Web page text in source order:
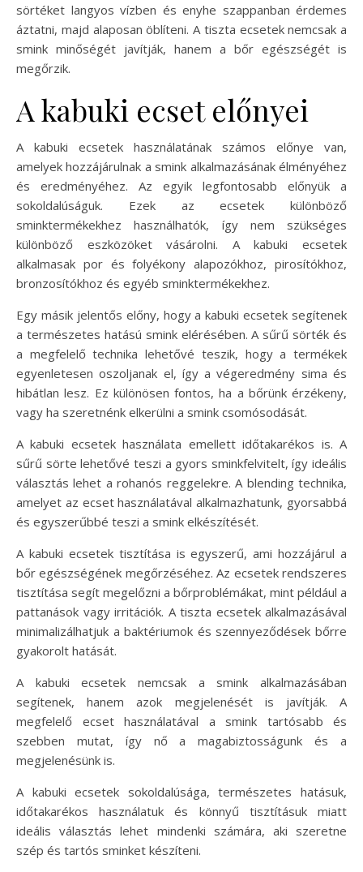
sörtéket langyos vízben és enyhe szappanban érdemes
áztatni, majd alaposan öblíteni. A tiszta ecsetek nemcsak a
smink minőségét javítják, hanem a bőr egészségét is
megőrzik.
A kabuki ecset előnyei
A kabuki ecsetek használatának számos előnye van,
amelyek hozzájárulnak a smink alkalmazásának élményéhez
és eredményéhez. Az egyik legfontosabb előnyük a
sokoldalúságuk. Ezek az ecsetek különböző
sminktermékekhez használhatók, így nem szükséges
különböző eszközöket vásárolni. A kabuki ecsetek
alkalmasak por és folyékony alapozókhoz, pirosítókhoz,
bronzosítókhoz és egyéb sminktermékekhez.
Egy másik jelentős előny, hogy a kabuki ecsetek segítenek
a természetes hatású smink elérésében. A sűrű sörték és
a megfelelő technika lehetővé teszik, hogy a termékek
egyenletesen oszoljanak el, így a végeredmény sima és
hibátlan lesz. Ez különösen fontos, ha a bőrünk érzékeny,
vagy ha szeretnénk elkerülni a smink csomósodását.
A kabuki ecsetek használata emellett időtakarékos is. A
sűrű sörte lehetővé teszi a gyors sminkfelvitelt, így ideális
választás lehet a rohanós reggelekre. A blending technika,
amelyet az ecset használatával alkalmazhatunk, gyorsabbá
és egyszerűbbé teszi a smink elkészítését.
A kabuki ecsetek tisztítása is egyszerű, ami hozzájárul a
bőr egészségének megőrzéséhez. Az ecsetek rendszeres
tisztítása segít megelőzni a bőrproblémákat, mint például a
pattanások vagy irritációk. A tiszta ecsetek alkalmazásával
minimalizálhatjuk a baktériumok és szennyeződések bőrre
gyakorolt hatását.
A kabuki ecsetek nemcsak a smink alkalmazásában
segítenek, hanem azok megjelenését is javítják. A
megfelelő ecset használatával a smink tartósabb és
szebben mutat, így nő a magabiztosságunk és a
megjelenésünk is.
A kabuki ecsetek sokoldalúsága, természetes hatásuk,
időtakarékos használatuk és könnyű tisztításuk miatt
ideális választás lehet mindenki számára, aki szeretne
szép és tartós sminket készíteni.